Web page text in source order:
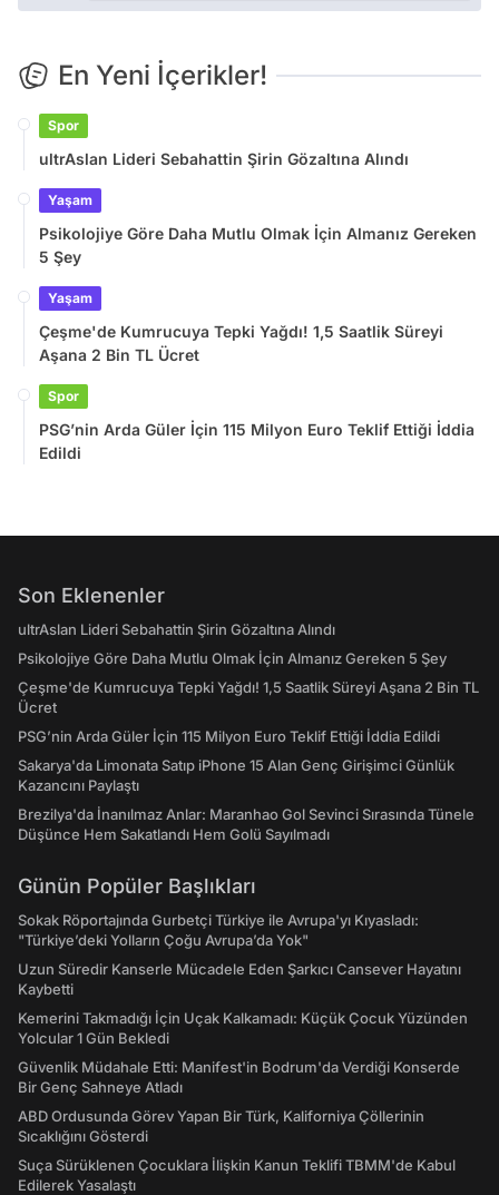
En Yeni İçerikler!
Spor
ultrAslan Lideri Sebahattin Şirin Gözaltına Alındı
Yaşam
Psikolojiye Göre Daha Mutlu Olmak İçin Almanız Gereken
5 Şey
Yaşam
Çeşme'de Kumrucuya Tepki Yağdı! 1,5 Saatlik Süreyi
Aşana 2 Bin TL Ücret
Spor
PSG’nin Arda Güler İçin 115 Milyon Euro Teklif Ettiği İddia
Edildi
Son Eklenenler
ultrAslan Lideri Sebahattin Şirin Gözaltına Alındı
Psikolojiye Göre Daha Mutlu Olmak İçin Almanız Gereken 5 Şey
Çeşme'de Kumrucuya Tepki Yağdı! 1,5 Saatlik Süreyi Aşana 2 Bin TL
Ücret
PSG’nin Arda Güler İçin 115 Milyon Euro Teklif Ettiği İddia Edildi
Sakarya'da Limonata Satıp iPhone 15 Alan Genç Girişimci Günlük
Kazancını Paylaştı
Brezilya'da İnanılmaz Anlar: Maranhao Gol Sevinci Sırasında Tünele
Düşünce Hem Sakatlandı Hem Golü Sayılmadı
Günün Popüler Başlıkları
Sokak Röportajında Gurbetçi Türkiye ile Avrupa'yı Kıyasladı:
"Türkiye’deki Yolların Çoğu Avrupa’da Yok"
Uzun Süredir Kanserle Mücadele Eden Şarkıcı Cansever Hayatını
Kaybetti
Kemerini Takmadığı İçin Uçak Kalkamadı: Küçük Çocuk Yüzünden
Yolcular 1 Gün Bekledi
Güvenlik Müdahale Etti: Manifest'in Bodrum'da Verdiği Konserde
Bir Genç Sahneye Atladı
ABD Ordusunda Görev Yapan Bir Türk, Kaliforniya Çöllerinin
Sıcaklığını Gösterdi
Suça Sürüklenen Çocuklara İlişkin Kanun Teklifi TBMM'de Kabul
Edilerek Yasalaştı